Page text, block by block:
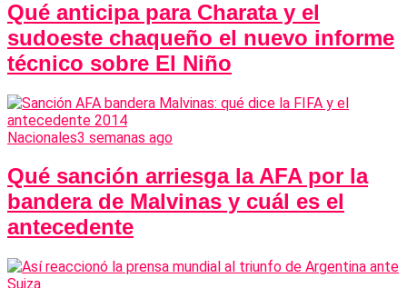
Qué anticipa para Charata y el
sudoeste chaqueño el nuevo informe
técnico sobre El Niño
Nacionales3 semanas ago
Qué sanción arriesga la AFA por la
bandera de Malvinas y cuál es el
antecedente